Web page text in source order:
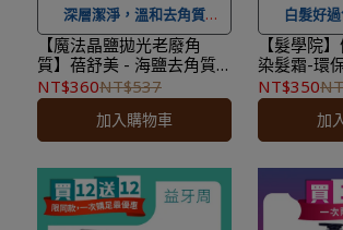
深層潔淨，溫和去角質
★ 可宅配到府&超商取貨，
全館滿 NT$ 1,500免運費，
另有離島7-11超取服務
更方便，還可
累積紅利點
數，一點抵一元
【魔法晶鹽拋光老廢角
質】蓓舒美 - 海鹽去角質
洗面乳(140g/條)x3
NT$360NT$537
加入購物車
白髮好
★可宅配
全館滿
另有離島
更方便，
數，
【髮學院
染髮霜-環
效期
NT$350
加